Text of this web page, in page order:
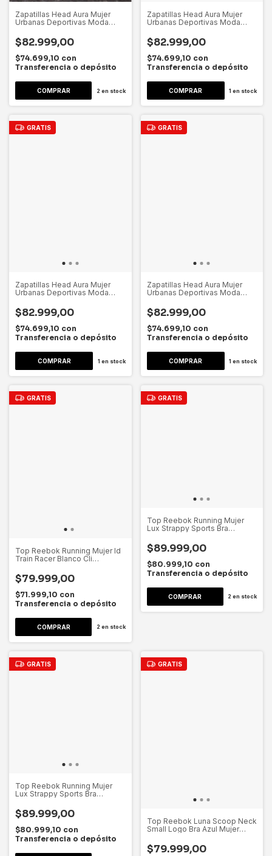
Zapatillas Head Aura Mujer
Urbanas Deportivas Moda
Ar
$82.999,00
$74.699,10 con
Transferencia o depósito
2 en stock
Zapatillas Head Aura Mujer
Urbanas Deportivas Moda
Ar
$82.999,00
$74.699,10 con
Transferencia o depósito
1 en stock
GRATIS
Zapatillas Head Aura Mujer
Urbanas Deportivas Moda
Ar
$82.999,00
$74.699,10 con
Transferencia o depósito
1 en stock
GRATIS
Zapatillas Head Aura Mujer
Urbanas Deportivas Moda
Ar
$82.999,00
$74.699,10 con
Transferencia o depósito
1 en stock
GRATIS
Top Reebok Running Mujer Id
Train Racer Blanco Cli
$79.999,00
$71.999,10 con
Transferencia o depósito
2 en stock
GRATIS
Top Reebok Running Mujer
Lux Strappy Sports Bra
$89.999,00
$80.999,10 con
Transferencia o depósito
2 en stock
GRATIS
Top Reebok Running Mujer
Lux Strappy Sports Bra
$89.999,00
$80.999,10 con
Transferencia o depósito
GRATIS
Top Reebok Luna Scoop Neck
Small Logo Bra Azul Mujer
$79.999,00